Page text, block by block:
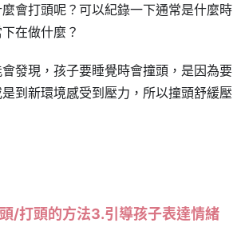
會打頭呢？可以紀錄一下通常是什麼時
在做什麼？
發現，孩子要睡覺時會撞頭，是因為要
到新環境感受到壓力，所以撞頭舒緩壓
/打頭的方法3.引導孩子表達情緒